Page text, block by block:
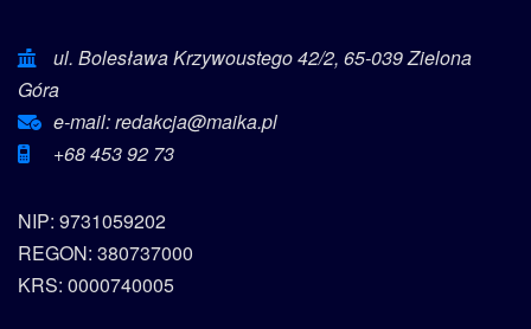
ul. Bolesława Krzywoustego 42/2, 65-039 Zielona
Góra
e-mail: redakcja@maika.pl
+68 453 92 73
NIP: 9731059202
REGON: 380737000
KRS: 0000740005